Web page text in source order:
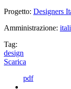
Progetto: Designers
Amministrazione:
Tag:
design
Scarica
pdf